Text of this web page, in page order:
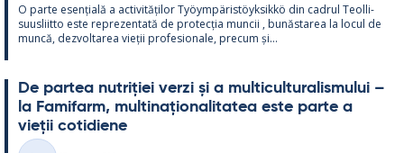
O parte esențială a ac­ti­vități­lor Työym­pä­ris­töyk­sikkö din cadrul Teol­li­
suus­liitto este reprezen­tată de pro­tecția muncii , bunăs­ta­rea la locul de
muncă, dez­vol­ta­rea vieții pro­fe­sio­nale, precum și...
De par­tea nut­riției verzi și a mul­ticul­tu­ra­lis­mu­lui –
la Fa­mi­farm, mul­ti­națio­na­li­ta­tea este parte a
vieții co­ti­diene